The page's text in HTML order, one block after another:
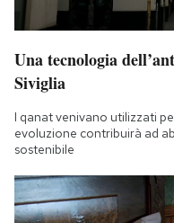
Una tecnologia
Siviglia
I qanat venivano utilizzati
evoluzione contribuirà ad
sostenibile